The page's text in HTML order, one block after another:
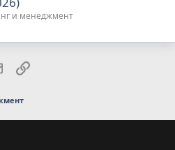
и менеджмент
Электронная почта
Ссылка